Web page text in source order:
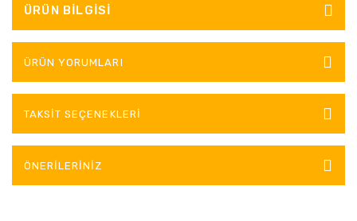
ÜRÜN BILGISI
ÜRÜN YORUMLARI
TAKSIT SEÇENEKLERI
ÖNERILERINIZ